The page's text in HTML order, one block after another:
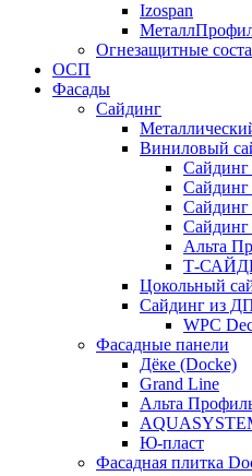
Izospan
Огнезащитные
ОСП
Фасады
Сайдинг
Виниловый
Сайдинг
Сайдинг
Сайдинг
Альта
Т-
Цокольный
Сайдинг из
WPC
Фасадные панели
Дёке (Docke)
Grand Line
Альта
Ю-пласт
Фасадная плитка